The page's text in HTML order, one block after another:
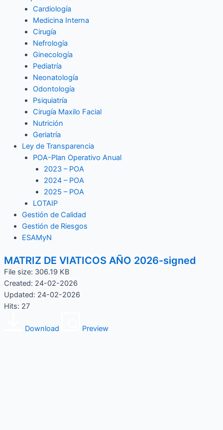
Cardiología
Medicina Interna
Cirugía
Nefrología
Ginecología
Pediatría
Neonatología
Odontología
Psiquiatría
Cirugía Maxilo Facial
Nutrición
Geriatría
Ley de Transparencia
POA-Plan Operativo Anual
2023 – POA
2024 – POA
2025 – POA
LOTAIP
Gestión de Calidad
Gestión de Riesgos
ESAMyN
MATRIZ DE VIATICOS AÑO 2026-signed
File size: 306.19 KB
Created: 24-02-2026
Updated: 24-02-2026
Hits: 27
Download Preview